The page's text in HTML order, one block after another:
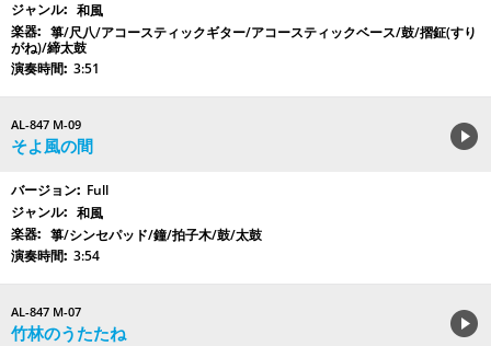
和風
箏/尺八/アコースティックギター/アコースティックベース/鼓/摺鉦(すり
がね)/締太鼓
3:51
AL-847 M-09
そよ風の間
Full
和風
箏/シンセパッド/鐘/拍子木/鼓/太鼓
3:54
AL-847 M-07
竹林のうたたね